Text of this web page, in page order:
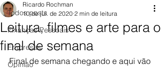
Todos posts
Finanças Pessoais
Empresas
Opinião
Leitura, filmes e arte para o
final de semana
Ricardo Rochman
10 de jul. de 2020 2 min de leitura
Final de semana chegando e aqui vão